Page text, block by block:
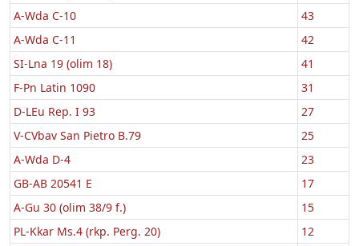
A-Wda C-10
43
A-Wda C-11
42
SI-Lna 19 (olim 18)
41
F-Pn Latin 1090
31
D-LEu Rep. I 93
27
V-CVbav San Pietro B.79
25
A-Wda D-4
23
GB-AB 20541 E
17
A-Gu 30 (olim 38/9 f.)
15
PL-Kkar Ms.4 (rkp. Perg. 20)
12